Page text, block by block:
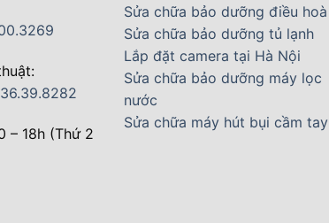
– 18h (Thứ 2
Sửa chữa bảo dưỡng điều hoà
Sửa chữa bảo dưỡng tủ lạnh
Lắp đặt camera tại Hà Nội
Sửa chữa bảo dưỡng máy lọc
nước
Sửa chữa máy hút bụi cầm tay